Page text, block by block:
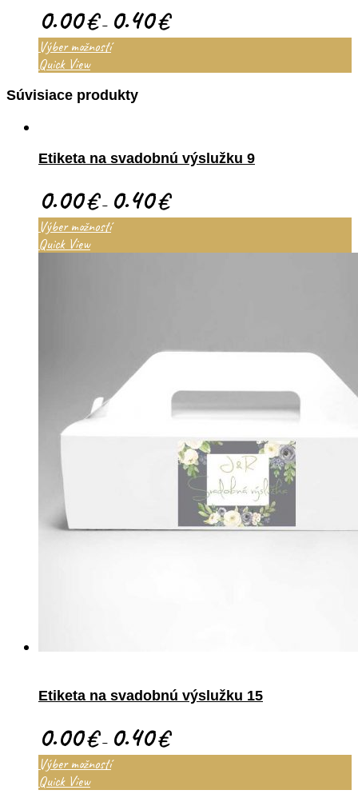
0.00€– 0.40€
Výber možností
Quick View
Súvisiace produkty
Etiketa na svadobnú výslužku 9
0.00€– 0.40€
Výber možností
Quick View
Etiketa na svadobnú výslužku 15
0.00€– 0.40€
Výber možností
Quick View